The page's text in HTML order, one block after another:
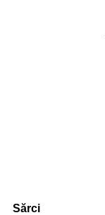
Sărci